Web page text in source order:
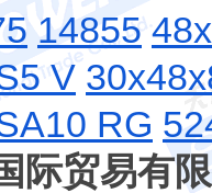
14855
V
RG
际贸易有